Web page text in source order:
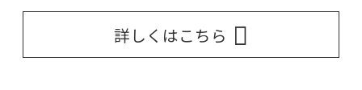
詳しくはこちら